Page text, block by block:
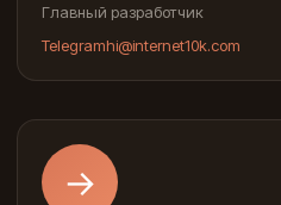
Главный разработчик
Telegramhi@internet10k.com
→